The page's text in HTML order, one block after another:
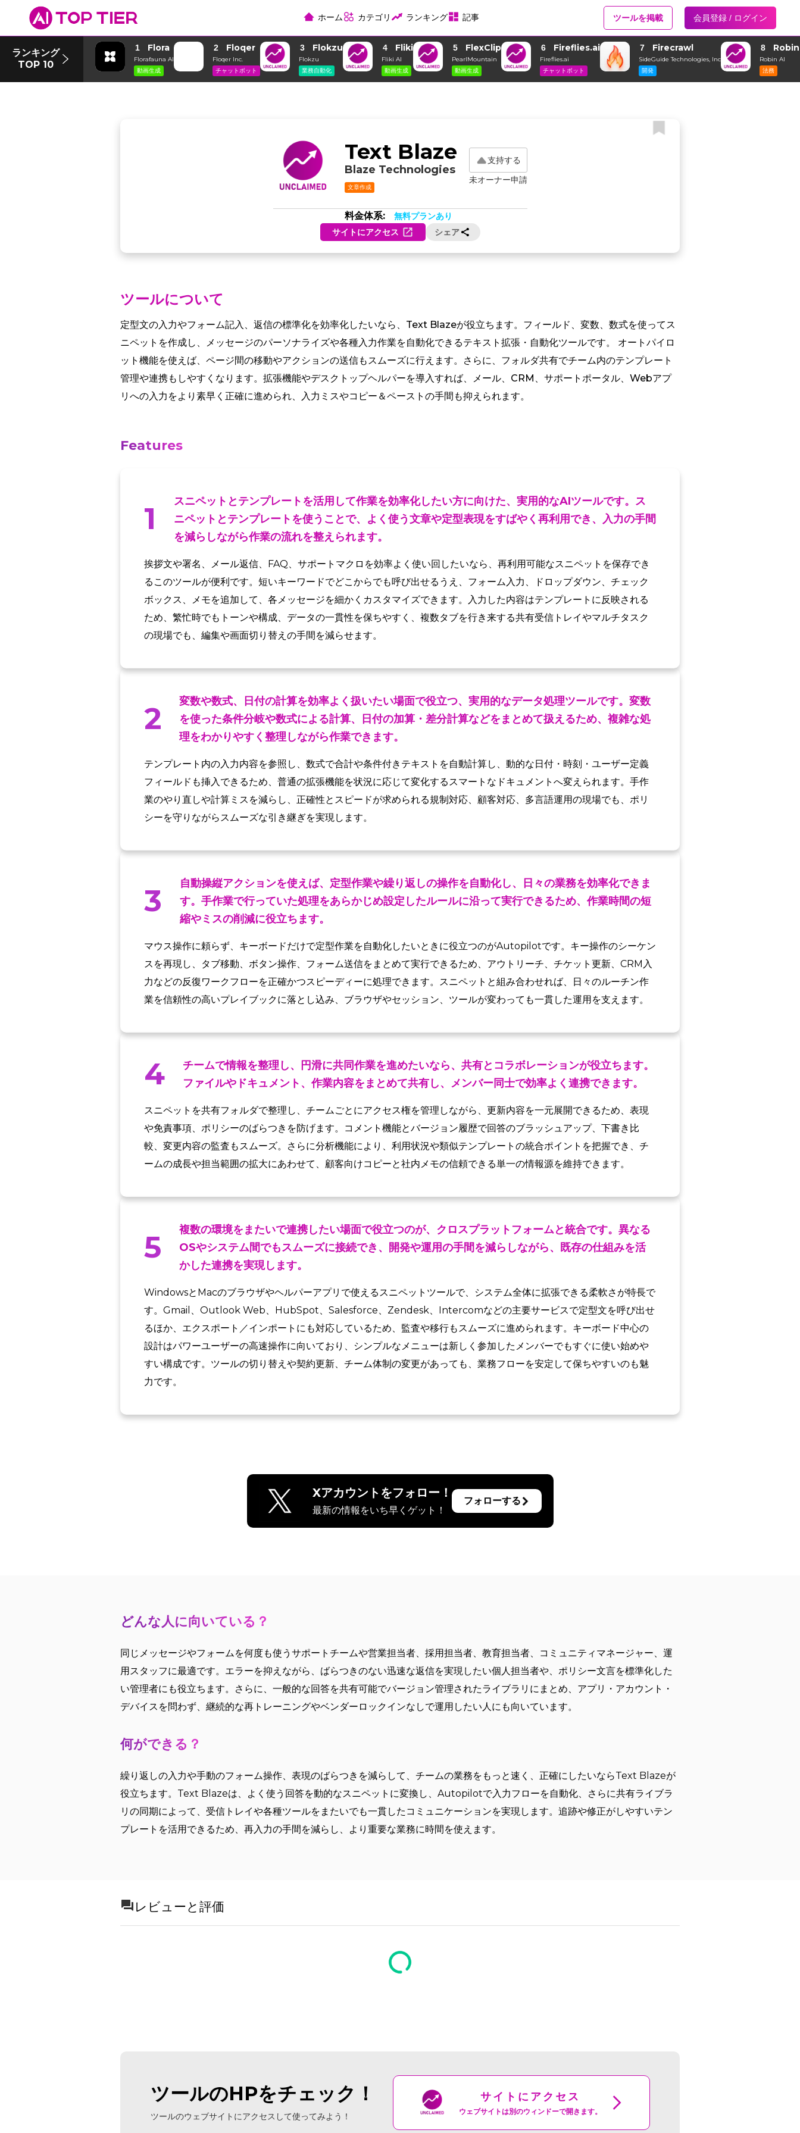
ホーム カテゴリ ランキング 記事 ツールを掲載 会員登録 / ログイン
ランキング
TOP 10
1 Flora
Florafauna AI
動画生成
2 Floqer
Floqer Inc.
チャットボット
3 Flokzu
Flokzu
業務自動化
4 Fliki
Fliki AI
動画生成
5 FlexClip
PearlMountain
動画生成
6 Fireflies.ai
Fireflies.ai
チャットボット
7 Firecrawl
SideGuide Technologies, Inc
開発
8
Robin AI
法務
Text Blaze
Blaze Technologies
文章作成
支持する
未オーナー申請
料金体系: 無料プランあり
サイトにアクセス シェア
ツールについて
定型文の入力やフォーム記入、返信の標準化を効率化したいなら、Text Blazeが役立ちます。フィールド、変数、数式を使ってス
ニペットを作成し、メッセージのパーソナライズや各種入力作業を自動化できるテキスト拡張・自動化ツールです。 オートパイロ
ット機能を使えば、ページ間の移動やアクションの送信もスムーズに行えます。さらに、フォルダ共有でチーム内のテンプレート
管理や連携もしやすくなります。拡張機能やデスクトップヘルパーを導入すれば、メール、CRM、サポートポータル、Webアプ
リへの入力をより素早く正確に進められ、入力ミスやコピー＆ペーストの手間も抑えられます。
Features
1
スニペットとテンプレートを活用して作業を効率化したい方に向けた、実用的なAIツールです。ス
ニペットとテンプレートを使うことで、よく使う文章や定型表現をすばやく再利用でき、入力の手間
を減らしながら作業の流れを整えられます。
挨拶文や署名、メール返信、FAQ、サポートマクロを効率よく使い回したいなら、再利用可能なスニペットを保存でき
るこのツールが便利です。短いキーワードでどこからでも呼び出せるうえ、フォーム入力、ドロップダウン、チェック
ボックス、メモを追加して、各メッセージを細かくカスタマイズできます。入力した内容はテンプレートに反映される
ため、繁忙時でもトーンや構成、データの一貫性を保ちやすく、複数タブを行き来する共有受信トレイやマルチタスク
の現場でも、編集や画面切り替えの手間を減らせます。
2
変数や数式、日付の計算を効率よく扱いたい場面で役立つ、実用的なデータ処理ツールです。変数
を使った条件分岐や数式による計算、日付の加算・差分計算などをまとめて扱えるため、複雑な処
理をわかりやすく整理しながら作業できます。
テンプレート内の入力内容を参照し、数式で合計や条件付きテキストを自動計算し、動的な日付・時刻・ユーザー定義
フィールドも挿入できるため、普通の拡張機能を状況に応じて変化するスマートなドキュメントへ変えられます。手作
業のやり直しや計算ミスを減らし、正確性とスピードが求められる規制対応、顧客対応、多言語運用の現場でも、ポリ
シーを守りながらスムーズな引き継ぎを実現します。
3
自動操縦アクションを使えば、定型作業や繰り返しの操作を自動化し、日々の業務を効率化できま
す。手作業で行っていた処理をあらかじめ設定したルールに沿って実行できるため、作業時間の短
縮やミスの削減に役立ちます。
マウス操作に頼らず、キーボードだけで定型作業を自動化したいときに役立つのがAutopilotです。キー操作のシーケン
スを再現し、タブ移動、ボタン操作、フォーム送信をまとめて実行できるため、アウトリーチ、チケット更新、CRM入
力などの反復ワークフローを正確かつスピーディーに処理できます。スニペットと組み合わせれば、日々のルーチン作
業を信頼性の高いプレイブックに落とし込み、ブラウザやセッション、ツールが変わっても一貫した運用を支えます。
4
チームで情報を整理し、円滑に共同作業を進めたいなら、共有とコラボレーションが役立ちます。
ファイルやドキュメント、作業内容をまとめて共有し、メンバー同士で効率よく連携できます。
スニペットを共有フォルダで整理し、チームごとにアクセス権を管理しながら、更新内容を一元展開できるため、表現
や免責事項、ポリシーのばらつきを防げます。コメント機能とバージョン履歴で回答のブラッシュアップ、下書き比
較、変更内容の監査もスムーズ。さらに分析機能により、利用状況や類似テンプレートの統合ポイントを把握でき、チ
ームの成長や担当範囲の拡大にあわせて、顧客向けコピーと社内メモの信頼できる単一の情報源を維持できます。
5
複数の環境をまたいで連携したい場面で役立つのが、クロスプラットフォームと統合です。異なる
OSやシステム間でもスムーズに接続でき、開発や運用の手間を減らしながら、既存の仕組みを活
かした連携を実現します。
WindowsとMacのブラウザやヘルパーアプリで使えるスニペットツールで、システム全体に拡張できる柔軟さが特長で
す。Gmail、Outlook Web、HubSpot、Salesforce、Zendesk、Intercomなどの主要サービスで定型文を呼び出せ
るほか、エクスポート／インポートにも対応しているため、監査や移行もスムーズに進められます。キーボード中心の
設計はパワーユーザーの高速操作に向いており、シンプルなメニューは新しく参加したメンバーでもすぐに使い始めや
すい構成です。ツールの切り替えや契約更新、チーム体制の変更があっても、業務フローを安定して保ちやすいのも魅
力です。
Xアカウントをフォロー！
最新の情報をいち早くゲット！
フォローする
どんな人に向いている？
同じメッセージやフォームを何度も使うサポートチームや営業担当者、採用担当者、教育担当者、コミュニティマネージャー、運
用スタッフに最適です。エラーを抑えながら、ばらつきのない迅速な返信を実現したい個人担当者や、ポリシー文言を標準化した
い管理者にも役立ちます。さらに、一般的な回答を共有可能でバージョン管理されたライブラリにまとめ、アプリ・アカウント・
デバイスを問わず、継続的な再トレーニングやベンダーロックインなしで運用したい人にも向いています。
何ができる？
繰り返しの入力や手動のフォーム操作、表現のばらつきを減らして、チームの業務をもっと速く、正確にしたいならText Blazeが
役立ちます。Text Blazeは、よく使う回答を動的なスニペットに変換し、Autopilotで入力フローを自動化、さらに共有ライブラ
リの同期によって、受信トレイや各種ツールをまたいでも一貫したコミュニケーションを実現します。追跡や修正がしやすいテン
プレートを活用できるため、再入力の手間を減らし、より重要な業務に時間を使えます。
レビューと評価
ツールのHPをチェック！
ツールのウェブサイトにアクセスして使ってみよう！
サイトにアクセス
ウェブサイトは別のウィンドーで開きます。